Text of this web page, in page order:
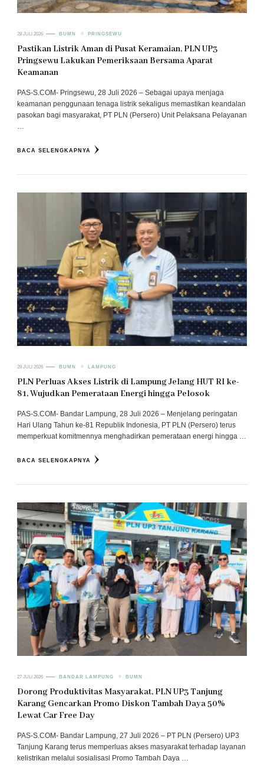
28 JULI 2026 BUMN PRINGSEWU
Pastikan Listrik Aman di Pusat Keramaian, PLN UP3
Pringsewu Lakukan Pemeriksaan Bersama Aparat
Keamanan
PAS-S.COM- Pringsewu, 28 Juli 2026 – Sebagai upaya menjaga
keamanan penggunaan tenaga listrik sekaligus memastikan keandalan
pasokan bagi masyarakat, PT PLN (Persero) Unit Pelaksana Pelayanan
BACA SELENGKAPNYA
28 JULI 2026 BUMN LAMPUNG
PLN Perluas Akses Listrik di Lampung Jelang HUT RI ke-
81, Wujudkan Pemerataan Energi hingga Pelosok
PAS-S.COM- Bandar Lampung, 28 Juli 2026 – Menjelang peringatan
Hari Ulang Tahun ke-81 Republik Indonesia, PT PLN (Persero) terus
memperkuat komitmennya menghadirkan pemerataan energi hingga …
BACA SELENGKAPNYA
27 JULI 2026 BANDAR LAMPUNG BUMN
Dorong Produktivitas Masyarakat, PLN UP3 Tanjung
Karang Gencarkan Promo Diskon Tambah Daya 50%
Lewat Car Free Day
PAS-S.COM- Bandar Lampung, 27 Juli 2026 – PT PLN (Persero) UP3
Tanjung Karang terus memperluas akses masyarakat terhadap layanan
kelistrikan melalui sosialisasi Promo Tambah Daya …